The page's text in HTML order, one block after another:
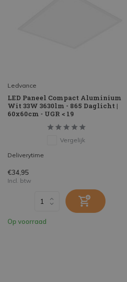
Ledvance
LED Paneel Compact Aluminium
Wit 33W 3630lm - 865 Daglicht |
60x60cm - UGR < 19
Vergelijk
Deliverytime
€34,95
Incl. btw
Op voorraad